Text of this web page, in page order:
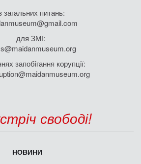
загальних питань:
для ЗМІ:
запобігання корупції:
свободі!
НОВИНИ